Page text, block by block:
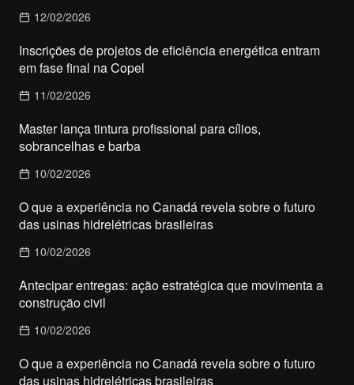
12/02/2026
Inscrições de projetos de eficiência energética entram
em fase final na Copel
11/02/2026
Master lança tintura profissional para cílios,
sobrancelhas e barba
10/02/2026
O que a experiência no Canadá revela sobre o futuro
das usinas hidrelétricas brasileiras
10/02/2026
Antecipar entregas: ação estratégica que movimenta a
construção civil
10/02/2026
O que a experiência no Canadá revela sobre o futuro
das usinas hidrelétricas brasileiras